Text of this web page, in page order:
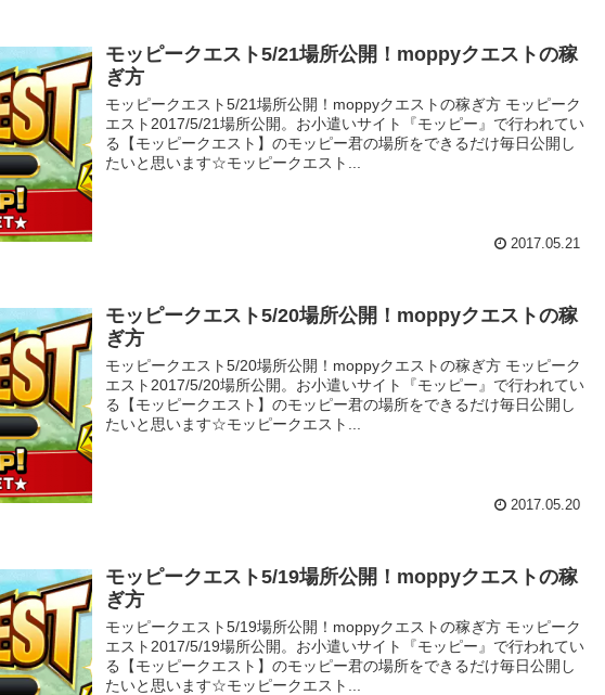
モッピークエスト5/21場所公開！moppyクエストの稼
ぎ方
モッピークエスト5/21場所公開！moppyクエストの稼ぎ方 モッピーク
エスト2017/5/21場所公開。お小遣いサイト『モッピー』で行われてい
る【モッピークエスト】のモッピー君の場所をできるだけ毎日公開し
たいと思います☆モッピークエスト...
2017.05.21
モッピークエスト5/20場所公開！moppyクエストの稼
ぎ方
モッピークエスト5/20場所公開！moppyクエストの稼ぎ方 モッピーク
エスト2017/5/20場所公開。お小遣いサイト『モッピー』で行われてい
る【モッピークエスト】のモッピー君の場所をできるだけ毎日公開し
たいと思います☆モッピークエスト...
2017.05.20
モッピークエスト5/19場所公開！moppyクエストの稼
ぎ方
モッピークエスト5/19場所公開！moppyクエストの稼ぎ方 モッピーク
エスト2017/5/19場所公開。お小遣いサイト『モッピー』で行われてい
る【モッピークエスト】のモッピー君の場所をできるだけ毎日公開し
たいと思います☆モッピークエスト...